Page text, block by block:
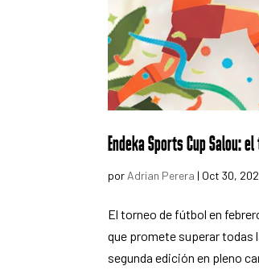
Endeka Sports Cup Salou:
por Adrian Perera | Oct 30,
El torneo de fútbol en
que promete superar todas
segunda edición en pleno